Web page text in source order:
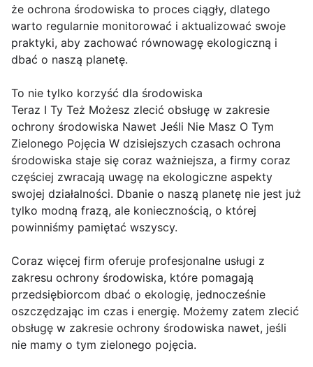
że ochrona środowiska to proces ciągły, dlatego
warto regularnie monitorować i aktualizować swoje
praktyki, aby zachować równowagę ekologiczną i
dbać o naszą planetę.
To nie tylko korzyść dla środowiska
Teraz I Ty Też Możesz zlecić obsługę w zakresie
ochrony środowiska Nawet Jeśli Nie Masz O Tym
Zielonego Pojęcia W dzisiejszych czasach ochrona
środowiska staje się coraz ważniejsza, a firmy coraz
częściej zwracają uwagę na ekologiczne aspekty
swojej działalności. Dbanie o naszą planetę nie jest już
tylko modną frazą, ale koniecznością, o której
powinniśmy pamiętać wszyscy.
Coraz więcej firm oferuje profesjonalne usługi z
zakresu ochrony środowiska, które pomagają
przedsiębiorcom dbać o ekologię, jednocześnie
oszczędzając im czas i energię. Możemy zatem zlecić
obsługę w zakresie ochrony środowiska nawet, jeśli
nie mamy o tym zielonego pojęcia.